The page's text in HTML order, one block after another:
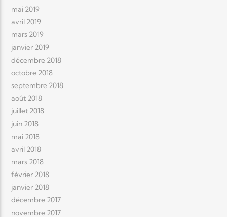
mai 2019
avril 2019
mars 2019
janvier 2019
décembre 2018
octobre 2018
septembre 2018
août 2018
juillet 2018
juin 2018
mai 2018
avril 2018
mars 2018
février 2018
janvier 2018
décembre 2017
novembre 2017